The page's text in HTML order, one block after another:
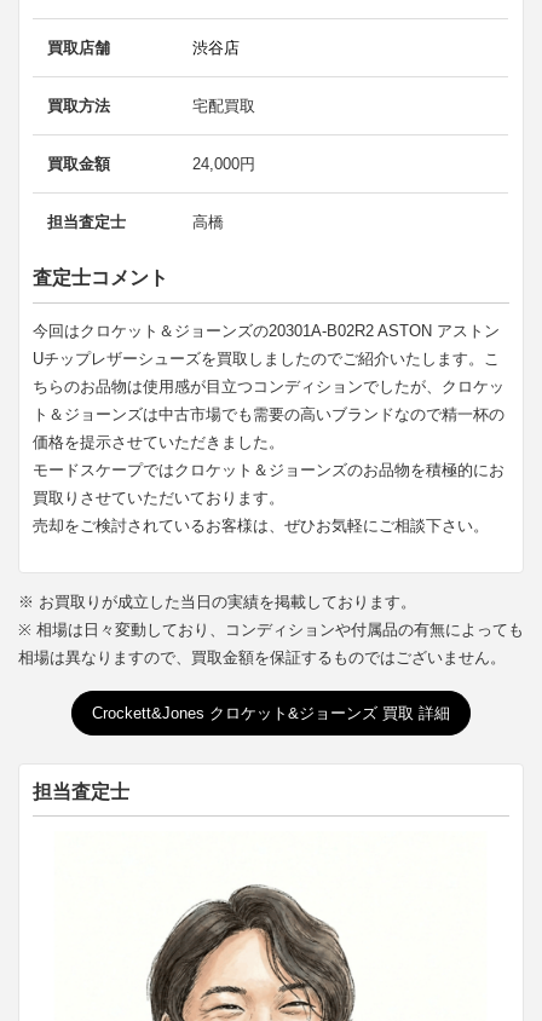
買取店舗 渋谷店
買取方法 宅配買取
買取金額 24,000円
担当査定士 高橋
査定士コメント
今回はクロケット＆ジョーンズの20301A-B02R2 ASTON アストン
Uチップレザーシューズを買取しましたのでご紹介いたします。こ
ちらのお品物は使用感が目立つコンディションでしたが、クロケッ
ト＆ジョーンズは中古市場でも需要の高いブランドなので精一杯の
価格を提示させていただきました。
モードスケープではクロケット＆ジョーンズのお品物を積極的にお
買取りさせていただいております。
売却をご検討されているお客様は、ぜひお気軽にご相談下さい。
※ お買取りが成立した当日の実績を掲載しております。
※ 相場は日々変動しており、コンディションや付属品の有無によっても
相場は異なりますので、買取金額を保証するものではございません。
Crockett&Jones クロケット&ジョーンズ 買取 詳細
担当査定士